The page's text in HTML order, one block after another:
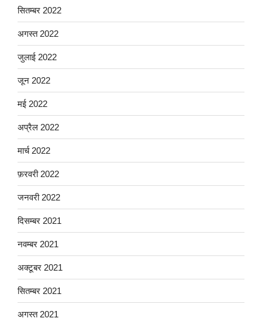
सितम्बर 2022
अगस्त 2022
जुलाई 2022
जून 2022
मई 2022
अप्रैल 2022
मार्च 2022
फ़रवरी 2022
जनवरी 2022
दिसम्बर 2021
नवम्बर 2021
अक्टूबर 2021
सितम्बर 2021
अगस्त 2021